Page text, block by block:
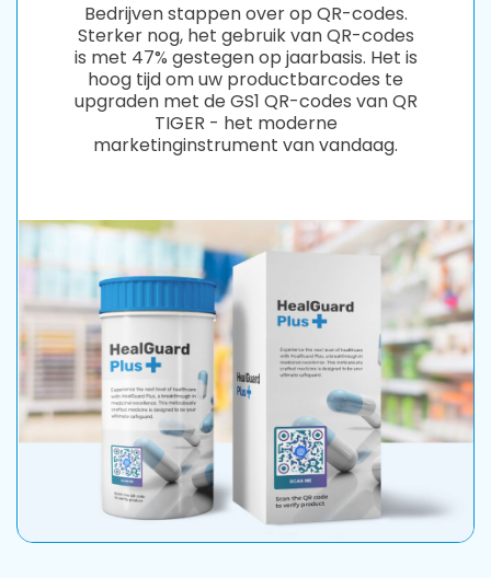
Bedrijven stappen over op QR-codes.
Sterker nog, het gebruik van QR-codes
is met 47% gestegen op jaarbasis. Het is
hoog tijd om uw productbarcodes te
upgraden met de GS1 QR-codes van QR
TIGER - het moderne
marketinginstrument van vandaag.